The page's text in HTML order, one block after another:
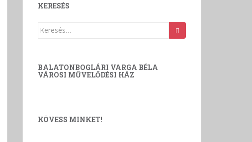
KERESÉS
Keresés:
BALATONBOGLÁRI VARGA BÉLA
VÁROSI MŰVELŐDÉSI HÁZ
KÖVESS MINKET!